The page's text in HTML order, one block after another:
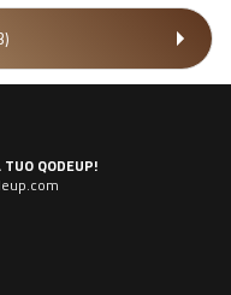
QODEUP!